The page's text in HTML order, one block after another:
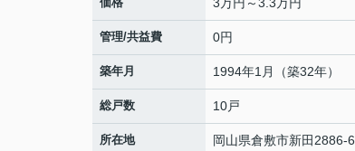
管理/共益費 0円
築年月 1994年1月（築32年）
総戸数 10戸
所在地 岡山県倉敷市新田 2886-6